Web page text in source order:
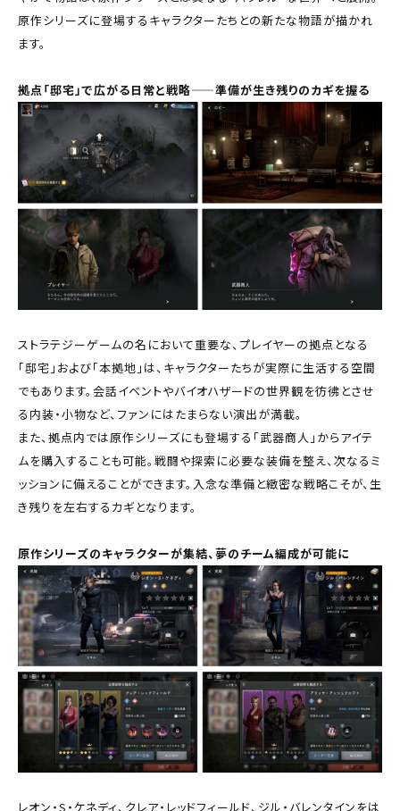
原作シリーズに登場するキャラクターたちとの新たな物語が描かれ
ます。
拠点「邸宅」で広がる日常と戦略——準備が生き残りのカギを握る
ストラテジーゲームの名において重要な、プレイヤーの拠点となる
「邸宅」および「本拠地」は、キャラクターたちが実際に生活する空間
でもあります。会話イベントやバイオハザードの世界観を彷彿とさせ
る内装・小物など、ファンにはたまらない演出が満載。
また、拠点内では原作シリーズにも登場する「武器商人」からアイテ
ムを購入することも可能。戦闘や探索に必要な装備を整え、次なるミ
ッションに備えることができます。入念な準備と緻密な戦略こそが、生
き残りを左右するカギとなります。
原作シリーズのキャラクターが集結、夢のチーム編成が可能に
レオン・S・ケネディ、クレア・レッドフィールド、ジル・バレンタインをは